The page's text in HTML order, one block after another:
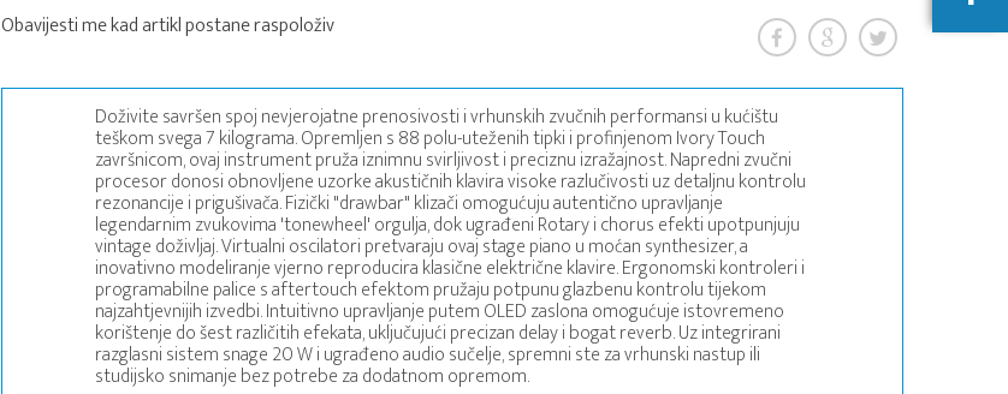
Obavijesti me kad artikl postane raspoloživ
Doživite savršen spoj nevjerojatne prenosivosti i vrhunskih zvučnih performansi u kućištu
teškom svega 7 kilograma. Opremljen s 88 polu-uteženih tipki i profinjenom Ivory Touch
završnicom, ovaj instrument pruža iznimnu svirljivost i preciznu izražajnost. Napredni zvučni
procesor donosi obnovljene uzorke akustičnih klavira visoke razlučivosti uz detaljnu kontrolu
rezonancije i prigušivača. Fizički "drawbar" klizači omogućuju autentično upravljanje
legendarnim zvukovima 'tonewheel' orgulja, dok ugrađeni Rotary i chorus efekti upotpunjuju
vintage doživljaj. Virtualni oscilatori pretvaraju ovaj stage piano u moćan synthesizer, a
inovativno modeliranje vjerno reproducira klasične električne klavire. Ergonomski kontroleri i
programabilne palice s aftertouch efektom pružaju potpunu glazbenu kontrolu tijekom
najzahtjevnijih izvedbi. Intuitivno upravljanje putem OLED zaslona omogućuje istovremeno
korištenje do šest različitih efekata, uključujući precizan delay i bogat reverb. Uz integrirani
razglasni sistem snage 20 W i ugrađeno audio sučelje, spremni ste za vrhunski nastup ili
studijsko snimanje bez potrebe za dodatnom opremom.